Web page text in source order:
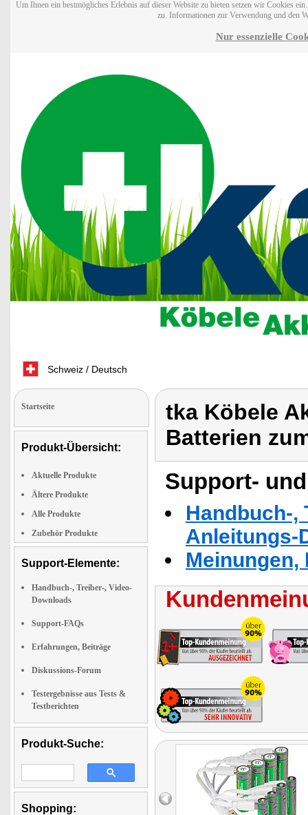
Um Ihnen ein bestmögliches Erlebnis auf dieser Website zu bieten setzen wir Cookies
zu. Informationen zur Verwendung und den
Nur essenzielle
Schweiz / Deutsch
Startseite
Produkt-Übersicht:
Aktuelle Produkte
Ältere Produkte
Alle Produkte
Zubehör Produkte
Support-Elemente:
Handbuch-, Treiber-, Video-
Downloads
Support-FAQs
Erfahrungen, Beiträge
Diskussions-Forum
Testergebnisse aus Tests &
Testberichten
Produkt-Suche:
Shopping:
tka Köbele
Batterien
Support-
Handbuch-,
Anleitungs-